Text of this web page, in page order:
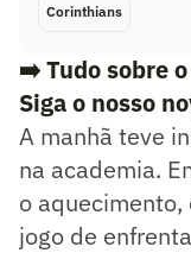
Corinthians
➡️ Tudo sobre
Siga o nosso
A manhã teve
na academia.
o
jogo de